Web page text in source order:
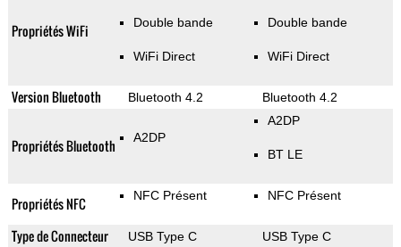
Propriétés WiFi Double bande
WiFi Direct
Double bande
WiFi Direct
Version Bluetooth Bluetooth 4.2 Bluetooth 4.2
Propriétés Bluetooth A2DP
A2DP
BT LE
Propriétés NFC NFC Présent NFC Présent
Type de Connecteur USB Type C USB Type C